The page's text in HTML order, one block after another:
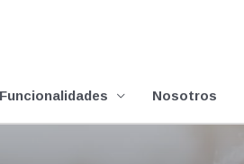
Funcionalidades Nosotros